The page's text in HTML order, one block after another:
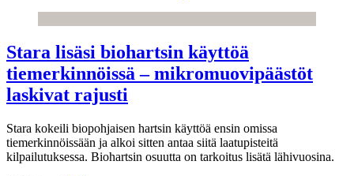
Stara lisäsi biohartsin käyttöä
tiemerkinnöissä – mikromuovipäästöt
laskivat rajusti
Stara kokeili biopohjaisen hartsin käyttöä ensin omissa
tiemerkinnöissään ja alkoi sitten antaa siitä laatupisteitä
kilpailutuksessa. Biohartsin osuutta on tarkoitus lisätä lähivuosina.